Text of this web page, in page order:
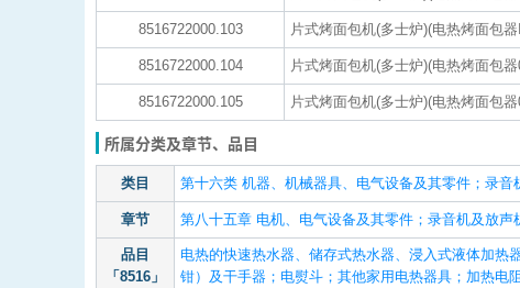
8516722000.103 片式烤面包机(多士炉)(电热烤面包
8516722000.104 片式烤面包机(多士炉)(电热烤面包
8516722000.105 片式烤面包机(多士炉)(电热烤面包
所属分类及章节、品目
类目 第十六类 机器、机械器具、电气设备及其零件；录音
章节 第八十五章 电机、电气设备及其零件；录音机及放
品目
「8516」
电热的快速热水器、储存式热水器、浸入式液体加
钳）及干手器；电熨斗；其他家用电热器具；加热电